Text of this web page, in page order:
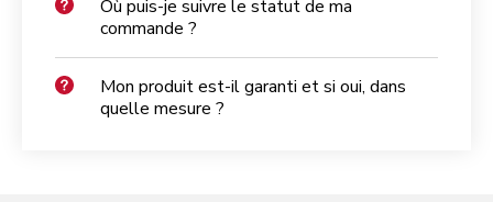
Où puis-je suivre le statut de ma
commande ?
Mon produit est-il garanti et si oui, dans
quelle mesure ?